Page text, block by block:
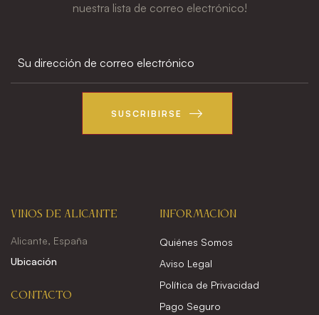
nuestra lista de correo electrónico!
SUSCRIBIRSE
VINOS DE ALICANTE
Alicante, España
Ubicación
CONTACTO
INFORMACIÓN
Quiénes Somos
Aviso Legal
Política de Privacidad
Pago Seguro